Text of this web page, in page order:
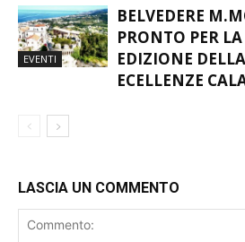
EVENTI
BELVEDERE
PRONTO PER
EDIZIONE
ECELLENZE
LASCIA UN COMMENTO